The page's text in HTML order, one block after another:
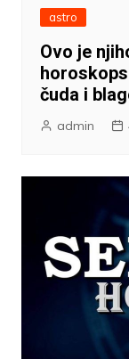
astro
Ovo je
čuda i
admin